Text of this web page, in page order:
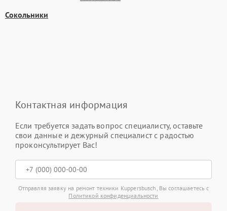
Сокольники
Контактная информация
Если требуется задать вопрос специалисту, оставьте
свои данные и дежурный специалист с радостью
проконсультирует Вас!
Отправляя заявку на ремонт техники Kuppersbusch, Вы соглашаетесь с
Политикой конфиденциальности